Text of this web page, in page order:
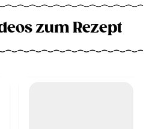
zum Rezept